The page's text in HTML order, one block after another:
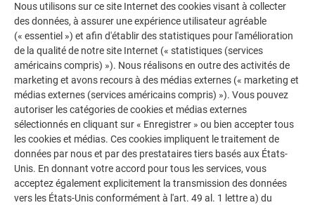
Commander gratuitement des prospectus PREFA
Toiture, façade, solaire, gouttières et protection contre les
crues – avec les produits PREFA en aluminium, votre maison
est non seulement jolie, mais aussi bien protégée !
COMMANDER GRATUITEMENT
Nous utilisons sur ce site Internet des cookies visant à collecter
des données, à assurer une expérience utilisateur agréable
(« essentiel ») et afin d'établir des statistiques pour l'amélioration
de la qualité de notre site Internet (« statistiques (services
américains compris) »). Nous réalisons en outre des activités de
marketing et avons recours à des médias externes (« marketing et
médias externes (services américains compris) »). Vous pouvez
autoriser les catégories de cookies et médias externes
sélectionnés en cliquant sur « Enregistrer » ou bien accepter tous
les cookies et médias. Ces cookies impliquent le traitement de
données par nous et par des prestataires tiers basés aux États-
Unis. En donnant votre accord pour tous les services, vous
acceptez également explicitement la transmission des données
vers les États-Unis conformément à l'art. 49 al. 1 lettre a) du